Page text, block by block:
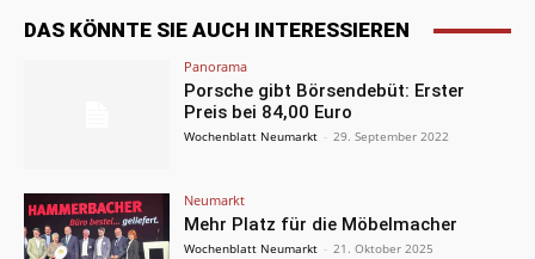
DAS KÖNNTE SIE AUCH INTERESSIEREN
Panorama
Porsche gibt Börsendebüt: Erster
Preis bei 84,00 Euro
Wochenblatt Neumarkt - 29. September 2022
Neumarkt
Mehr Platz für die Möbelmacher
Wochenblatt Neumarkt - 21. Oktober 2025